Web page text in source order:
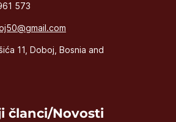
573
11, Doboj, Bosnia and
članci/Novosti